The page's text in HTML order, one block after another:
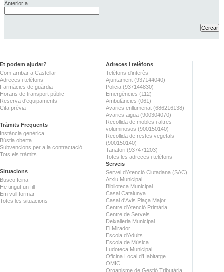
Anterior a
Et podem ajudar?
Com arribar a Castellar
Adreces i telèfons
Farmàcies de guàrdia
Horaris de transport públic
Reserva d'equipaments
Cita prèvia
Tràmits Freqüents
Instància genèrica
Bústia oberta
Subvencions per a la contractació
Tots els tràmits
Situacions
Busco feina
He tingut un fill
Em vull formar
Totes les situacions
Adreces i telèfons
Telèfons d'interès
Ajuntament (937144040)
Policia (937144830)
Emergències (112)
Ambulàncies (061)
Avaries enllumenat (686216138)
Avaries aigua (900304070)
Recollida de mobles i altres
voluminosos (900150140)
Recollida de restes vegetals
(900150140)
Tanatori (937471203)
Totes les adreces i telèfons
Serveis
Servei d'Atenció Ciutadana (SAC)
Arxiu Municipal
Biblioteca Municipal
Casal Catalunya
Casal d'Avis Plaça Major
Centre d'Atenció Primària
Centre de Serveis
Deixalleria Municipal
El Mirador
Escola d'Adults
Escola de Música
Ludoteca Municipal
Oficina Local d'Habitatge
OMIC
Organisme de Gestió Tributària